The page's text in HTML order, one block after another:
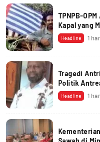
TPNPB-
Kapal yang
Headline 1
Tragedi
Politik
Headline 1